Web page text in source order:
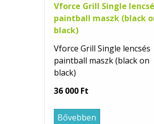
Vforce Grill Single
paintball maszk (black
black)
Vforce Grill Single lencsés
paintball maszk (black on
black)
36 000 Ft
Bővebben